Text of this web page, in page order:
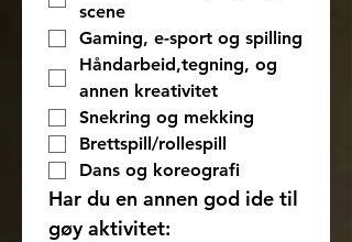
scene
Gaming, e-sport og spilling
Håndarbeid,tegning, og
annen kreativitet
Snekring og mekking
Brettspill/rollespill
Dans og koreografi
Har du en annen god ide til
gøy aktivitet: